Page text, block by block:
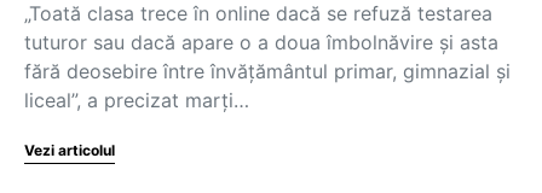
„Toată clasa trece în online dacă se refuză testarea
tuturor sau dacă apare o a doua îmbolnăvire și asta
fără deosebire între învățământul primar, gimnazial și
liceal”, a precizat marți…
Vezi articolul